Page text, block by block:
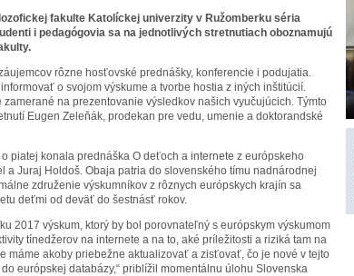
fakulte Katolíckej univerzity v Ružomberku séria
i pedagógovia sa na jednotlivých stretnutiach oboznamujú
rôzne hosťovské prednášky, konferencie i podujatia.
o svojom výskume a tvorbe hostia z iných inštitúcií.
na prezentovanie výsledkov našich vyučujúcich. Týmto
Eugen Zeleňák, prodekan pre vedu, umenie a doktorandské
piatej konala prednáška O deťoch a internete z európskeho
a Juraj Holdoš. Obaja patria do slovenského tímu nadnárodnej
združenie výskumníkov z rôznych európskych krajín sa
deťmi od deväť do šestnásť rokov.
2017 výskum, ktorý by bol porovnateľný s európskym výskumom
tínedžerov na internete a na to, aké príležitosti a riziká tam na
máme akoby priebežne aktualizovať a zisťovať, čo je nové v tejto
európskej databázy,“ priblížil momentálnu úlohu Slovenska